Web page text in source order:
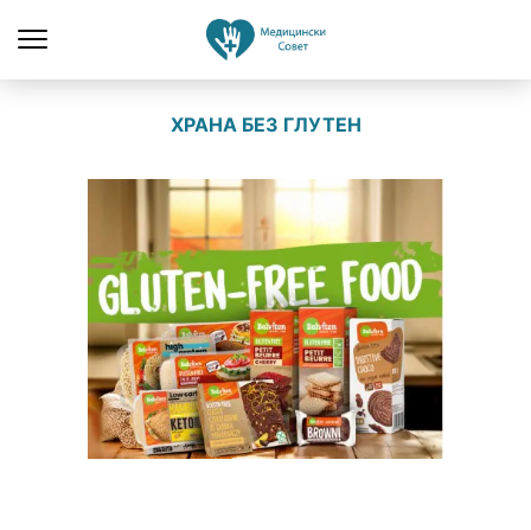
ХРАНА БЕЗ ГЛУТЕН